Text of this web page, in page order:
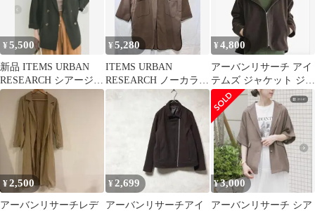
¥5,500
新品 ITEMS URBAN
RESEARCH シアージャ
ケット （BLK）
¥5,280
ITEMS URBAN
RESEARCH ノーカラー
ロングコート F 0130
¥4,800
アーバンリサーチ アイ
テムズ ジャケット ジャ
ージメルトンフーディ
ー
¥2,500
アーバンリサーチレデ
¥2,699
アーバンリサーチアイ
¥3,000
アーバンリサーチ シア